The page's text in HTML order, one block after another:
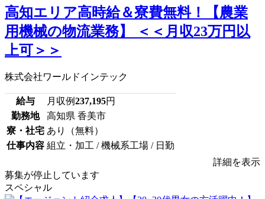
高知エリア高時給＆寮費無料！【農業
用機械の物流業務】 ＜＜月収23万円以
上可＞＞
株式会社ワールドインテック
給与 月収例237,195円
勤務地
高知県 香美市
寮・社宅 あり（無料）
仕事内容 組立・加工 / 機械系工場 / 日勤
詳細を表示
募集が停止しています
スペシャル